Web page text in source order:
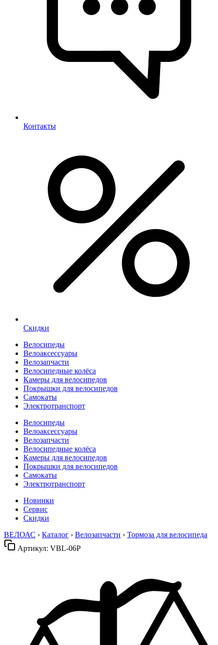
Контакты
Скидки
Велосипеды
Велоаксессуары
Велозапчасти
Велосипедные колёса
Камеры для велосипедов
Покрышки для велосипедов
Самокаты
Электротранспорт
Велосипеды
Велоаксессуары
Велозапчасти
Велосипедные колёса
Камеры для велосипедов
Покрышки для велосипедов
Самокаты
Электротранспорт
Новинки
Сервис
Скидки
ВЕЛОАС › Каталог › Велозапчасти › Тормоза для велосипеда
Артикул: VBL-06P